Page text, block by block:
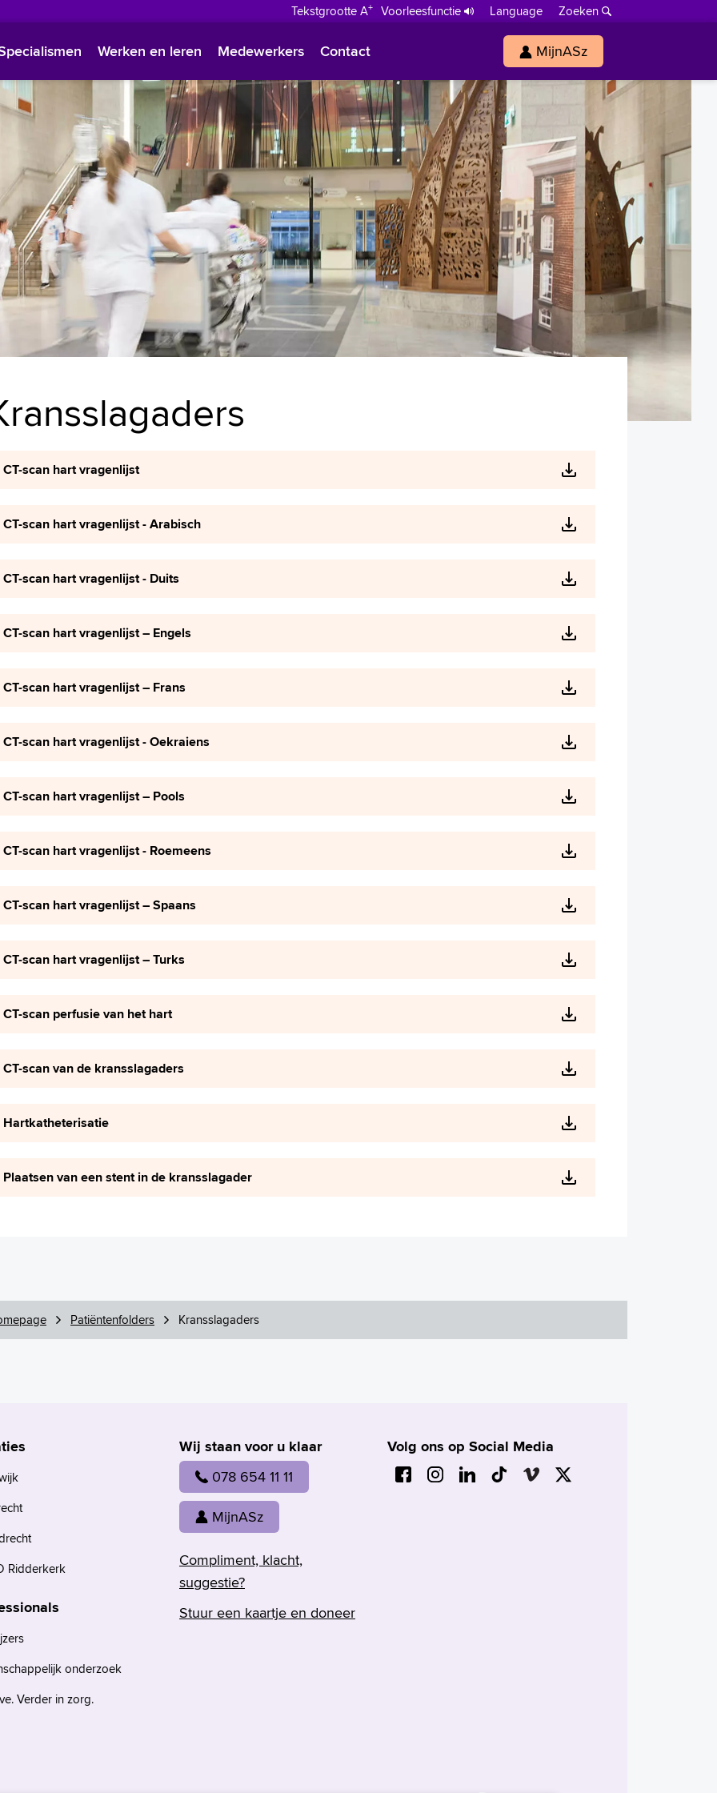
Tekstgrootte A+ Voorleesfunctie Language
Zoeken
Polski
Türkçe
Arabisch
Werken en leren Medewerkers Contact MijnASz
CT-scan hart vragenlijst
CT-scan hart vragenlijst - Arabisch
CT-scan hart vragenlijst - Duits
CT-scan hart vragenlijst – Engels
CT-scan hart vragenlijst – Frans
CT-scan hart vragenlijst - Oekraiens
CT-scan hart vragenlijst – Pools
CT-scan hart vragenlijst - Roemeens
CT-scan hart vragenlijst – Spaans
CT-scan hart vragenlijst – Turks
CT-scan perfusie van het hart
CT-scan van de kransslagaders
Hartkatheterisatie
Plaatsen van een stent in de kransslagader
Patiëntenfolders Kransslagaders
Wij staan voor u klaar
078 654 11 11
MijnASz
Compliment, klacht,
suggestie?
Stuur een kaartje en doneer
Volg ons op Social Media
Ridderkerk
onderzoek
Verder in zorg.